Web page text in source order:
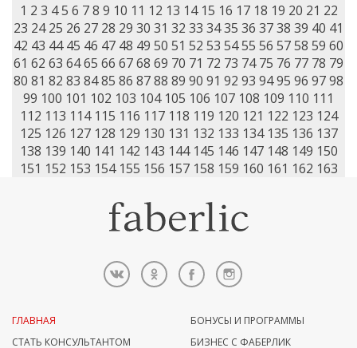
1 2 3 4 5 6 7 8 9 10 11 12 13 14 15 16 17 18 19 20 21 22
23 24 25 26 27 28 29 30 31 32 33 3435 36 3738 39 40 41
42 43 44 45 46 47 48 49 50 51 52 53 5455 56 5758 59 60
61 62 63 6465 66 6768 69 70 71 72 73 74 75 76 77 78 79
80 81 82 83 8485 86 8788 89 90 91 92 93 9495 96 9798
99 100 101 102 103 104 105 106 107 108 109 110 111
112 113 114 115 116 117 118 119 120 121 122 123 124
125 126 127 128 129 130 131 132 133 134 135 136 137
138 139 140 141 142 143 144 145 146 147 148 149 150
151 152 153 154 155 156 157 158 159 160 161 162 163
ГЛАВНАЯ
СТАТЬ КОНСУЛЬТАНТОМ
БОНУСЫ И ПРОГРАММЫ
БИЗНЕС С ФАБЕРЛИК